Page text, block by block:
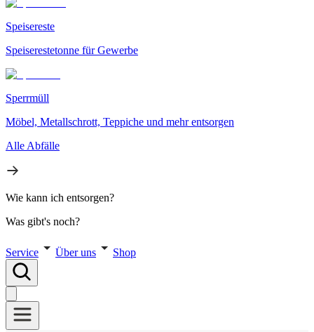
Speisereste
Speiserestetonne für Gewerbe
Sperrmüll
Möbel, Metallschrott, Teppiche und mehr entsorgen
Alle Abfälle
Wie kann ich entsorgen?
Was gibt's noch?
Service Über uns Shop